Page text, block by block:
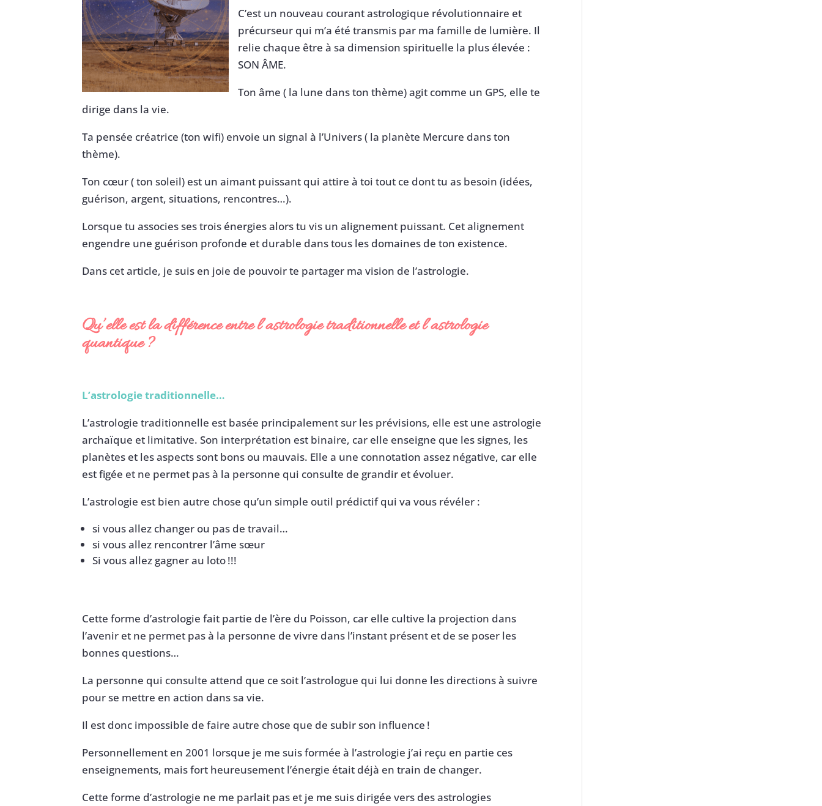
C’est un nouveau courant astrologique révolutionnaire et
précurseur qui m’a été transmis par ma famille de lumière. Il
relie chaque être à sa dimension spirituelle la plus élevée :
SON ÂME.
Ton âme ( la lune dans ton thème) agit comme un GPS, elle te
dirige dans la vie.
Ta pensée créatrice (ton wifi) envoie un signal à l’Univers ( la planète Mercure dans ton
thème).
Ton cœur ( ton soleil) est un aimant puissant qui attire à toi tout ce dont tu as besoin (idées,
guérison, argent, situations, rencontres…).
Lorsque tu associes ses trois énergies alors tu vis un alignement puissant. Cet alignement
engendre une guérison profonde et durable dans tous les domaines de ton existence.
Dans cet article, je suis en joie de pouvoir te partager ma vision de l’astrologie.
Qu’elle est la différence entre l’astrologie traditionnelle et l’astrologie
quantique ?
L’astrologie traditionnelle…
L’astrologie traditionnelle est basée principalement sur les prévisions, elle est une astrologie
archaïque et limitative. Son interprétation est binaire, car elle enseigne que les signes, les
planètes et les aspects sont bons ou mauvais. Elle a une connotation assez négative, car elle
est figée et ne permet pas à la personne qui consulte de grandir et évoluer.
L’astrologie est bien autre chose qu’un simple outil prédictif qui va vous révéler :
si vous allez changer ou pas de travail…
si vous allez rencontrer l’âme sœur
Si vous allez gagner au loto !!!
Cette forme d’astrologie fait partie de l’ère du Poisson, car elle cultive la projection dans
l’avenir et ne permet pas à la personne de vivre dans l’instant présent et de se poser les
bonnes questions…
La personne qui consulte attend que ce soit l’astrologue qui lui donne les directions à suivre
pour se mettre en action dans sa vie.
Il est donc impossible de faire autre chose que de subir son influence !
Personnellement en 2001 lorsque je me suis formée à l’astrologie j’ai reçu en partie ces
enseignements, mais fort heureusement l’énergie était déjà en train de changer.
Cette forme d’astrologie ne me parlait pas et je me suis dirigée vers des astrologies